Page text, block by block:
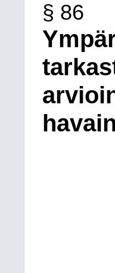
§ 86